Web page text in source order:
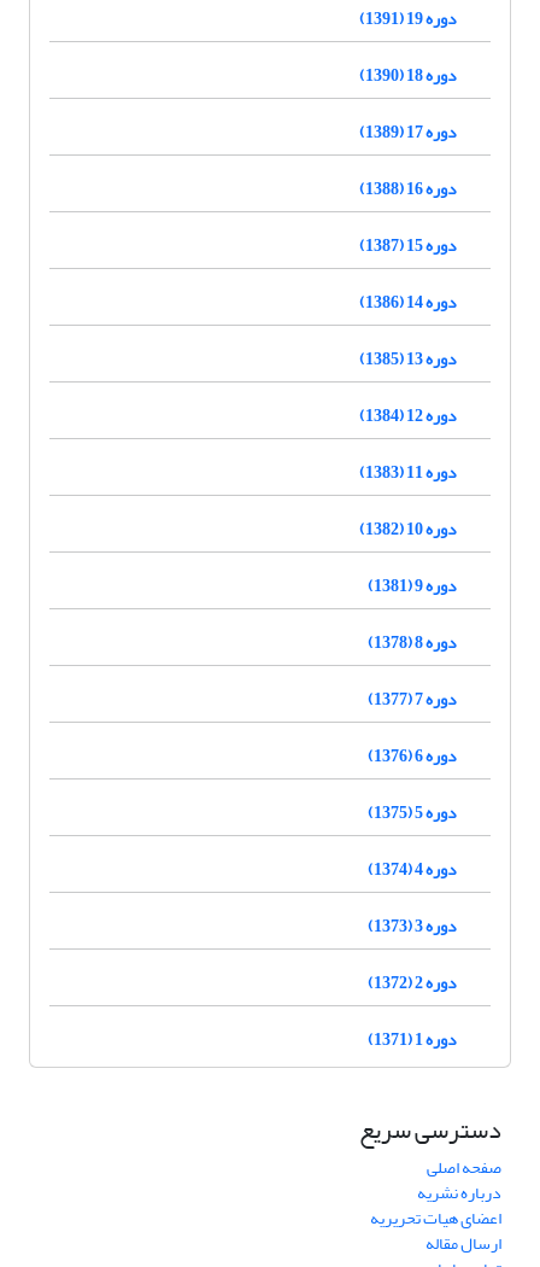
دوره 19 (1391)
دوره 18 (1390)
دوره 17 (1389)
دوره 16 (1388)
دوره 15 (1387)
دوره 14 (1386)
دوره 13 (1385)
دوره 12 (1384)
دوره 11 (1383)
دوره 10 (1382)
دوره 9 (1381)
دوره 8 (1378)
دوره 7 (1377)
دوره 6 (1376)
دوره 5 (1375)
دوره 4 (1374)
دوره 3 (1373)
دوره 2 (1372)
دوره 1 (1371)
دسترسی سریع
صفحه اصلی
درباره نشریه
اعضای هیات تحریریه
ارسال مقاله